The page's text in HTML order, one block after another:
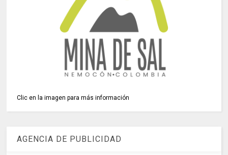
Clic en la imagen para más información
AGENCIA DE PUBLICIDAD